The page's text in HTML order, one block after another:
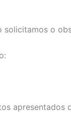
solicitamos o